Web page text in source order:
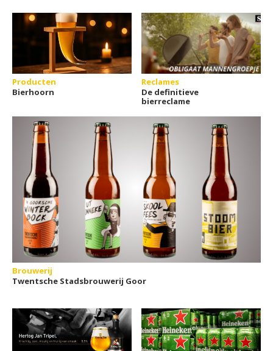
Producten
Bierhoorn
Reclames
De definitieve
bierreclame
Brouwerij
Twentsche Stadsbrouwerij Goor